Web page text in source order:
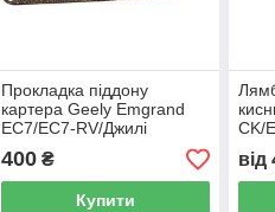
Прокладка піддону
картера Geely Emgrand
EC7/EC7-RV/Джилі
Емгранд ЕЦ7/ЕЦ7-РВ -
1066002099
400₴
Купити
CK/
від